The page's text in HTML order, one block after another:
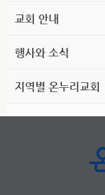
교회 안내
행사와 소식
지역별 온누리교회